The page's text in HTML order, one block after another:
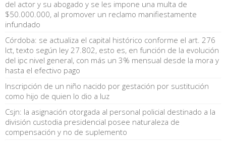
del actor y su abogado y se les impone una multa de
$50.000.000, al promover un reclamo manifiestamente
infundado
Córdoba: se actualiza el capital histórico conforme el art. 276
lct, texto según ley 27.802, esto es, en función de la evolución
del ipc nivel general, con más un 3% mensual desde la mora y
hasta el efectivo pago
Inscripción de un niño nacido por gestación por sustitución
como hijo de quien lo dio a luz
Csjn: la asignación otorgada al personal policial destinado a la
división custodia presidencial posee naturaleza de
compensación y no de suplemento